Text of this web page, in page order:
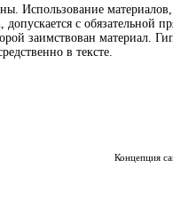
Использование
допускается с обязательной
заимствован материал.
в тексте.
Концепция